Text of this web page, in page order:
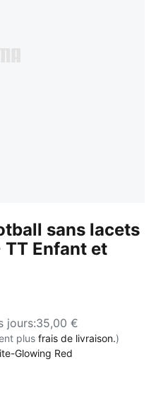
sans lacets
TT Enfant et
jours:35,00 €
plus frais de livraison.)
Glowing Red
Red